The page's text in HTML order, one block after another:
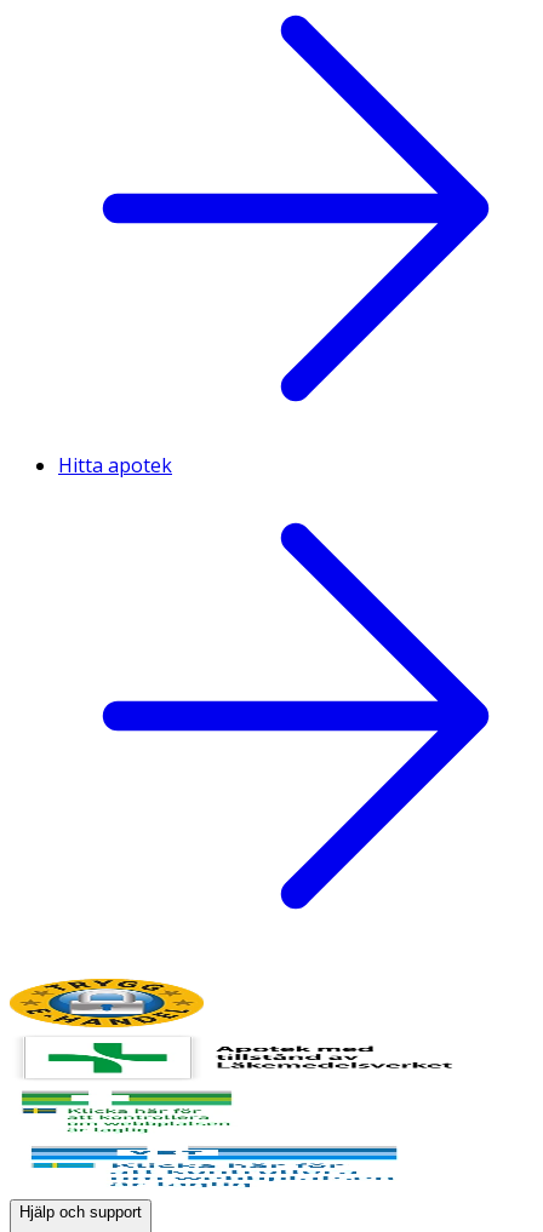
Hitta apotek
Hjälp och support